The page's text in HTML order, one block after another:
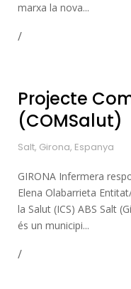
marxa la nova...
Projecte
(COMSalut)
Salt, Girona, Espanya
GIRONA Infermera
Elena Olabarrieta
la Salut (ICS) ABS Salt
és un municipi...